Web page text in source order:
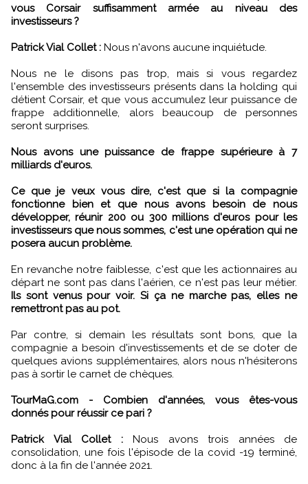
vous Corsair suffisamment armée au niveau des
investisseurs ?
Patrick Vial Collet : Nous n'avons aucune inquiétude.
Nous ne le disons pas trop, mais si vous regardez
l'ensemble des investisseurs présents dans la holding qui
détient Corsair, et que vous accumulez leur puissance de
frappe additionnelle, alors beaucoup de personnes
seront surprises.
Nous avons une puissance de frappe supérieure à 7
milliards d'euros.
Ce que je veux vous dire, c'est que si la compagnie
fonctionne bien et que nous avons besoin de nous
développer, réunir 200 ou 300 millions d'euros pour les
investisseurs que nous sommes, c'est une opération qui ne
posera aucun problème.
En revanche notre faiblesse, c'est que les actionnaires au
départ ne sont pas dans l'aérien, ce n'est pas leur métier.
Ils sont venus pour voir. Si ça ne marche pas, elles ne
remettront pas au pot.
Par contre, si demain les résultats sont bons, que la
compagnie a besoin d'investissements et de se doter de
quelques avions supplémentaires, alors nous n'hésiterons
pas à sortir le carnet de chèques.
TourMaG.com - Combien d'années, vous êtes-vous
donnés pour réussir ce pari ?
Patrick Vial Collet :Nous avons trois années de
consolidation, une fois l'épisode de la covid -19 terminé,
donc à la fin de l'année 2021.